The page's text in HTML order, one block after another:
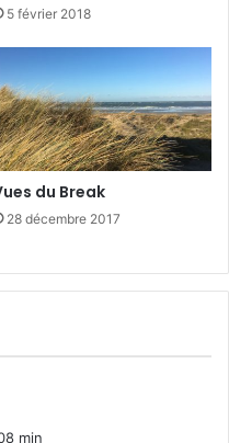
5 février 2018
du Break
28 décembre 2017
min